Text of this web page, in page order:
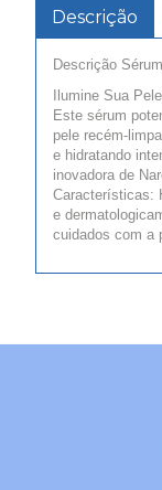
Descrição
Descrição
Ilumine Sua
Este sérum
pele recém-
e hidratando
inovadora de
Características:
e
cuidados com a